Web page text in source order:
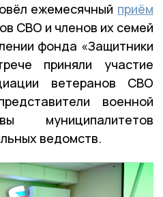
ежемесячный приём
СВО и членов их семей
фонда «Защитники
приняли участие
ветеранов СВО
военной
муниципалитетов
ведомств.